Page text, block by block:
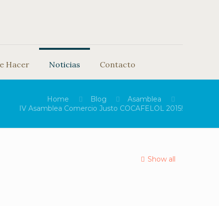
Hacer Noticias Contacto
Home Blog
Asamblea
IV Asamblea Comercio Justo COCAFELOL 2015!
Show all